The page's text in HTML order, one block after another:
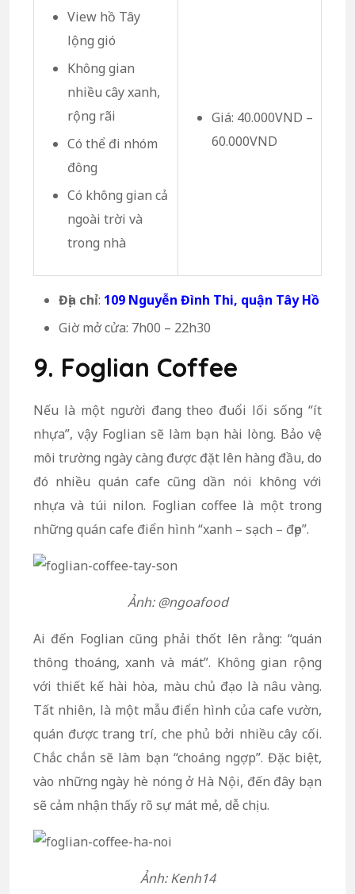
View hồ Tây
lộng gió
Không gian
nhiều cây xanh,
rộng rãi
Có thể đi nhóm
đông
Có không gian cả
ngoài trời và
trong nhà
Giá: 40.000VND –
60.000VND
Địa chỉ: 109 Nguyễn Đình Thi, quận Tây Hồ
Giờ mở cửa: 7h00 – 22h30
9. Foglian Coffee
Nếu là một người đang theo đuổi lối sống “ít
nhựa”, vậy Foglian sẽ làm bạn hài lòng. Bảo vệ
môi trường ngày càng được đặt lên hàng đầu, do
đó nhiều quán cafe cũng dần nói không với
nhựa và túi nilon. Foglian coffee là một trong
những quán cafe điển hình “xanh – sạch – đẹp”.
Ảnh: @ngoafood
Ai đến Foglian cũng phải thốt lên rằng: “quán
thông thoáng, xanh và mát”. Không gian rộng
với thiết kế hài hòa, màu chủ đạo là nâu vàng.
Tất nhiên, là một mẫu điển hình của cafe vườn,
quán được trang trí, che phủ bởi nhiều cây cối.
Chắc chắn sẽ làm bạn “choáng ngợp”. Đặc biệt,
vào những ngày hè nóng ở Hà Nội, đến đây bạn
sẽ cảm nhận thấy rõ sự mát mẻ, dễ chịu.
Ảnh: Kenh14